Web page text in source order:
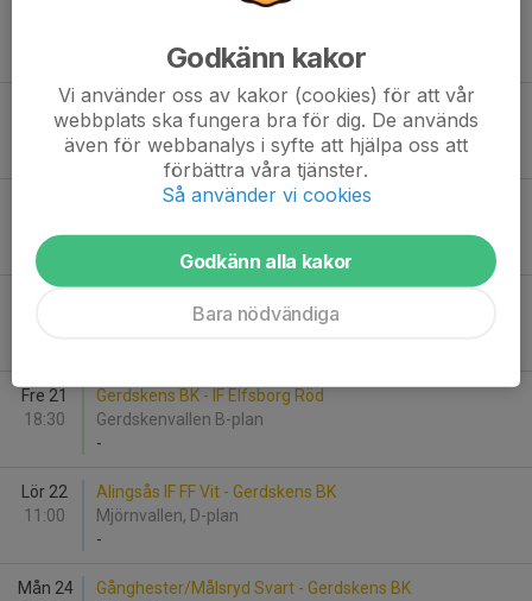
Gerdskens BK - Vedums AIS
Sön 16
12:30
Dardania IF - Gerdskens BK
Kransmossens IP A
-
Kronängs IF Vit - Gerdskens BK
Fre 21
18:30
Gerdskens BK - IF Elfsborg Röd
Gerdskenvallen B-plan
-
Lör 22
11:00
Alingsås IF FF Vit - Gerdskens BK
Mjörnvallen, D-plan
-
Mån 24
Gånghester/Målsryd Svart - Gerdskens BK
Godkänn kakor
Vi använder oss av kakor (cookies) för att vår
webbplats ska fungera bra för dig. De används
även för webbanalys i syfte att hjälpa oss att
förbättra våra tjänster.
Så använder vi cookies
Godkänn alla kakor
Bara nödvändiga